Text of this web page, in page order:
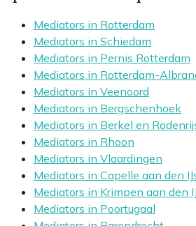
Mediators in Rotterdam
Mediators in Schiedam
Mediators in Pernis Rotterdam
Mediators in Rotterdam-
Mediators in Veenoord
Mediators in Bergschenhoek
Mediators in Berkel en
Mediators in Rhoon
Mediators in Vlaardingen
Mediators in Capelle aan den
Mediators in Krimpen aan den
Mediators in Poortugaal